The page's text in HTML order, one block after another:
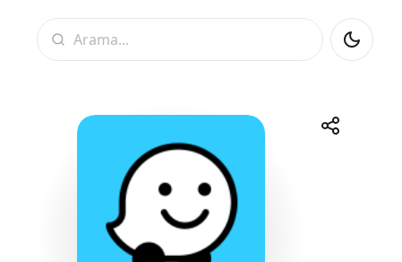
Paylaş
TelegramFacebook